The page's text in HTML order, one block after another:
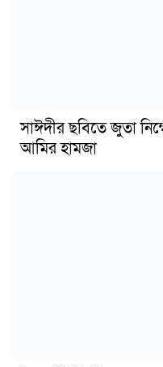
সাঈদীর ছবিতে জুতা
আমির হামজা